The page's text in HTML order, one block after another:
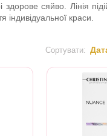
сяйво. Лінія
краси.
Сортувати: